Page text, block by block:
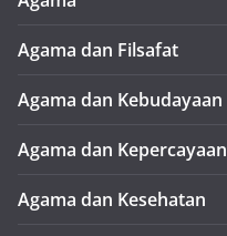
Agama dan Filsafat
Agama dan Kebudayaan
Agama dan Kepercayaan
Agama dan Kesehatan